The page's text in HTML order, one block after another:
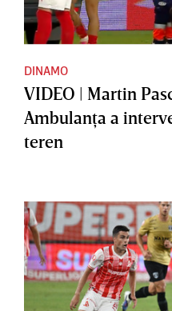
DINAMO
VIDEO | Martin
Ambulanţa a
teren